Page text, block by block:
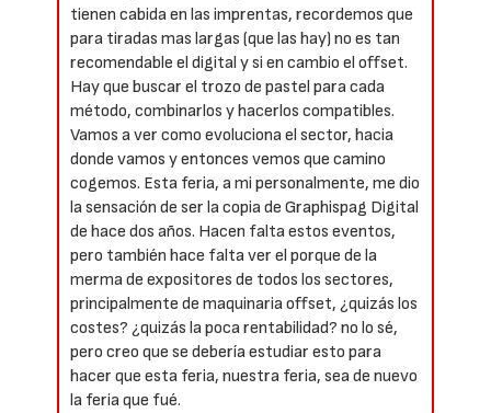
tienen cabida en las imprentas, recordemos que
para tiradas mas largas (que las hay) no es tan
recomendable el digital y si en cambio el offset.
Hay que buscar el trozo de pastel para cada
método, combinarlos y hacerlos compatibles.
Vamos a ver como evoluciona el sector, hacia
donde vamos y entonces vemos que camino
cogemos. Esta feria, a mi personalmente, me dio
la sensación de ser la copia de Graphispag Digital
de hace dos años. Hacen falta estos eventos,
pero también hace falta ver el porque de la
merma de expositores de todos los sectores,
principalmente de maquinaria offset, ¿quizás los
costes? ¿quizás la poca rentabilidad? no lo sé,
pero creo que se debería estudiar esto para
hacer que esta feria, nuestra feria, sea de nuevo
la feria que fué.